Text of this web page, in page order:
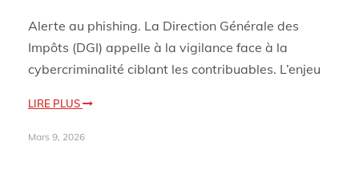
Alerte au phishing. La Direction Générale des
Impôts (DGI) appelle à la vigilance face à la
cybercriminalité ciblant les contribuables. L’enjeu
LIRE PLUS
Mars 9, 2026